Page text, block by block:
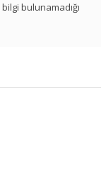
bulunamadığı